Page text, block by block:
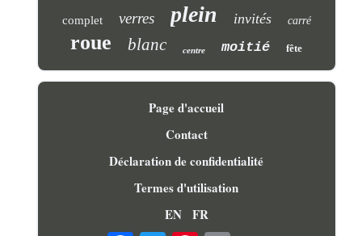
complet verres plein invités carré
roue blanc centre moitié fête
Page d'accueil
Contact
Déclaration de confidentialité
Termes d'utilisation
EN FR